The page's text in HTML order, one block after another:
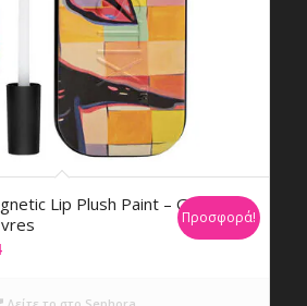
Lip Plush Paint – Gel
Η
τιμή
Προσφορά!